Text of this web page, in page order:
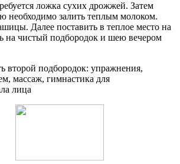
ложка сухих дрожжей. Затем
необходимо залить теплым молоком.
Далее поставить в теплое место на
на чистый подбородок и шею вечером